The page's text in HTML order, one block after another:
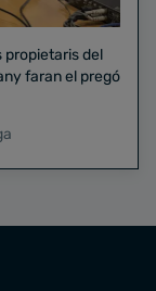
propietaris del